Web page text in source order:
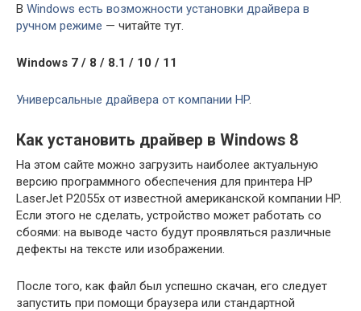
В Windows есть возможности установки драйвера в
ручном режиме — читайте тут.
Windows 7 / 8 / 8.1 / 10 / 11
Универсальные драйвера от компании HP.
Как установить драйвер в Windows 8
На этом сайте можно загрузить наиболее актуальную
версию программного обеспечения для принтера HP
LaserJet P2055x от известной американской компании HP.
Если этого не сделать, устройство может работать со
сбоями: на выводе часто будут проявляться различные
дефекты на тексте или изображении.
После того, как файл был успешно скачан, его следует
запустить при помощи браузера или стандартной